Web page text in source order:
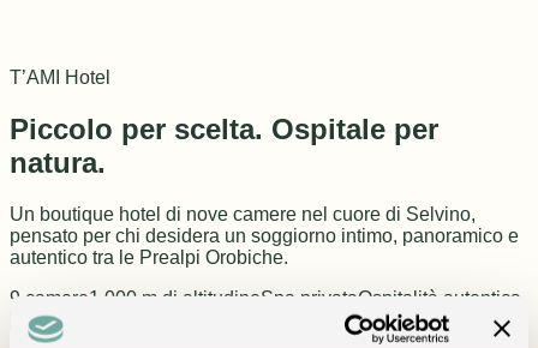
T’AMI Hotel
Piccolo per scelta. Ospitale per
natura.
Un boutique hotel di nove camere nel cuore di Selvino,
pensato per chi desidera un soggiorno intimo, panoramico e
autentico tra le Prealpi Orobiche.
9 camere1.000 m di altitudineSpa privataOspitalità autentica